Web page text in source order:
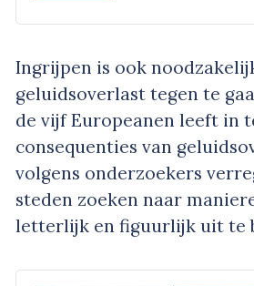
Ingrijpen is ook
geluidsoverlast tegen te
de vijf Europeanen leeft in
consequenties van
volgens onderzoekers
steden zoeken naar
letterlijk en figuurlijk uit te